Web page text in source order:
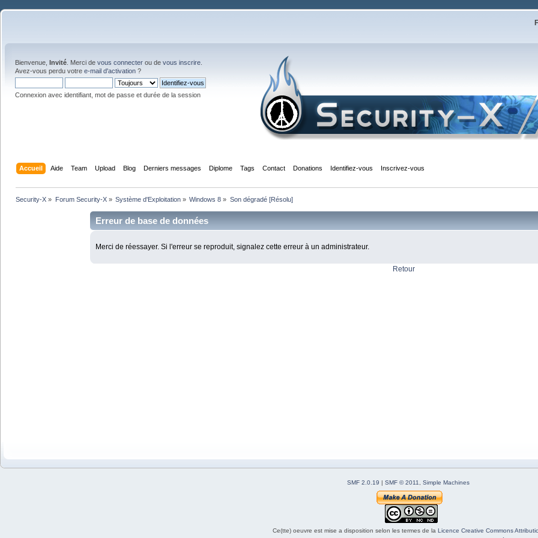
Bienvenue, Invité . Merci de vous connecter ou de vous inscrire
Avez-vous perdu votre e-mail d'activation ?
Connexion avec identifiant, mot de passe et durée de la session
Accueil Aide Team Upload Blog Derniers messages Diplome Tags Contact Donations Identifiez-vous Inscrivez-vous
Security-X » Forum Security-X» Système d'Exploitation» Windows 8 » Son dégradé [Résolu]
Erreur de base de données
Merci de réessayer. Si l'erreur se reproduit, signalez cette erreur à un administrateur.
Retour
SMF 2.0.19 | SMF © 2011 Simple Machines
Ce(tte) oeuvre est mise a disposition selon les termes de la Licence Creative Commons